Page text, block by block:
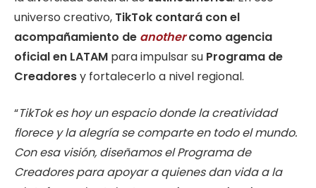
universo creativo, TikTok contará con el
acompañamiento de another como agencia
oficial en LATAM para impulsar su Programa de
Creadoresy fortalecerlo a nivel regional.
“TikTok es hoy un espacio donde la creatividad
florece y la alegría se comparte en todo el mundo.
Con esa visión, diseñamos el Programa de
Creadores para apoyar a quienes dan vida a la